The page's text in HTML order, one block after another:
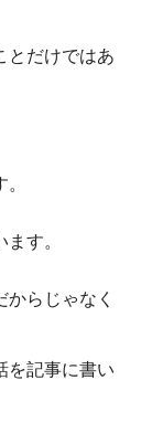
とだけではあ
す。
らじゃなく
を記事に書い